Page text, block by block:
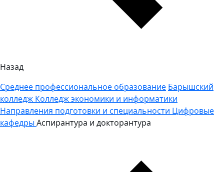
Назад
Среднее профессиональное образование Барышский
колледж Колледж экономики и информатики
Направления подготовки и специальности Цифровые
кафедры Аспирантура и докторантура